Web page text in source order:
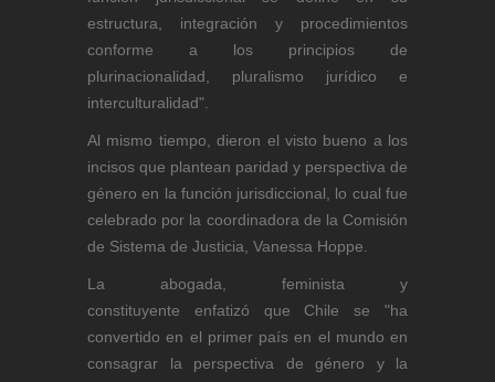
estructura, integración y procedimientos
conforme a los principios de
plurinacionalidad, pluralismo jurídico e
interculturalidad".
Al mismo tiempo, dieron el visto bueno a los
incisos que plantean paridad y perspectiva de
género en la función jurisdiccional, lo cual fue
celebrado por la coordinadora de la Comisión
de Sistema de Justicia, Vanessa Hoppe.
La abogada, feminista y
constituyente enfatizó que Chile se "ha
convertido en el primer país en el mundo en
consagrar la perspectiva de género y la